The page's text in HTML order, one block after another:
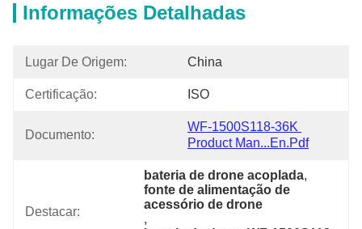
Informações Detalhadas
Lugar De Origem: China
Certificação: ISO
Documento:
WF-1500S118-36K
Product Man...en.pdf
Destacar:
bateria de drone acoplada,
fonte de alimentação de
acessório de drone
,